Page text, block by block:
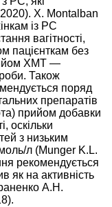
X. Montalban
із РС
вагітності,
пацієнткам без
ХМТ —
Також
поряд
препаратів
прийом добавки
оскільки
з низьким
л (Munger K.L.
рекомендується
як на активність
А.Н.